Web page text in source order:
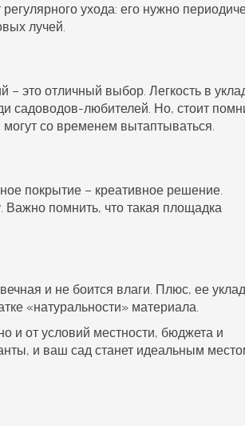
ухода: его нужно
лучей.
– это отличный выбор. Легкость в
садоводов-любителей. Но, стоит
со временем вытаптываться.
покрытие – креативное решение.
помнить, что такая площадка
и не боится влаги. Плюс, ее
«натуральности» материала.
и от условий местности, бюджета и
и ваш сад станет идеальным